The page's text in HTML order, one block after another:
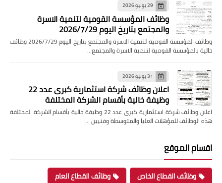
29 يوليو 2026
وظائف المؤسسة القومية لتنمية الاسرة
والمجتمع بتاريخ اليوم 2026/7/29
وظائف المؤسسة القومية لتنمية الاسرة والمجتمع بتاريخ اليوم 2026/7/29 وظائف
خالية بالمؤسسة القومية لتنمية الاسرة والمجتمع…
31 يوليو 2026
اعلان وظائف شركة استثمارية كبرى عدد 22
وظيفة خالية بأقسام الشركة المختلفة
اعلان وظائف شركة استثمارية كبرى عدد 22 وظيفة خالية بأقسام الشركة المختلفة
هذه الوظائف للمؤهلات العليا والمتوسطة وفنيين …
اقسام الموقع
وظائف القطاع الخاص وظائف القطاع العام